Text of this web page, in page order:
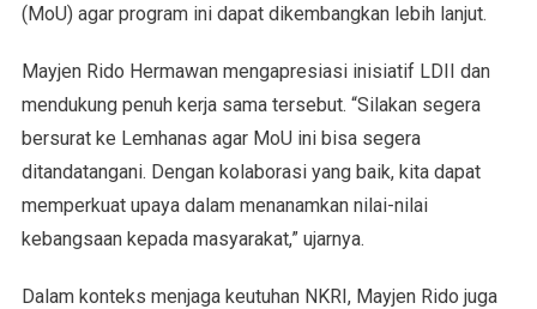
(MoU) agar program ini dapat dikembangkan lebih lanjut.
Mayjen Rido Hermawan mengapresiasi inisiatif LDII dan
mendukung penuh kerja sama tersebut. “Silakan segera
bersurat ke Lemhanas agar MoU ini bisa segera
ditandatangani. Dengan kolaborasi yang baik, kita dapat
memperkuat upaya dalam menanamkan nilai-nilai
kebangsaan kepada masyarakat,” ujarnya.
Dalam konteks menjaga keutuhan NKRI, Mayjen Rido juga